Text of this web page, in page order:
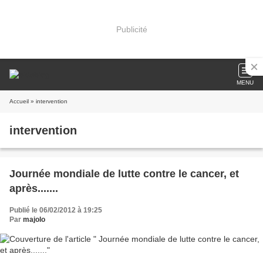
Publicité
MENU
Accueil » intervention
intervention
Journée mondiale de lutte contre le cancer, et
après.......
Publié le 06/02/2012 à 19:25
Par majolo